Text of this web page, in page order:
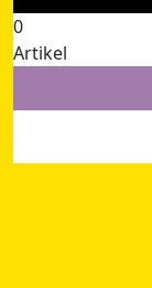
0
Artikel